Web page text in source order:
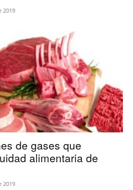
2019
de gases que
alimentaria de
2019